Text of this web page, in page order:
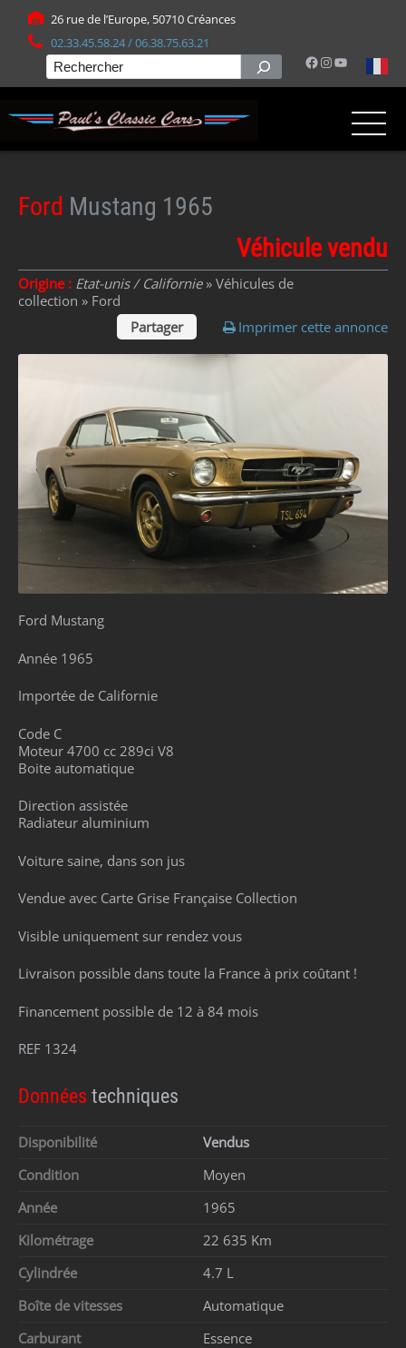
26 rue de l’Europe, 50710 Créances
02.33.45.58.24 / 06.38.75.63.21
Facebook
Instagram
YouTube
Rechercher
Ford Mustang 1965
Véhicule vendu
Origine : Etat-unis / Californie» Véhicules de
collection » Ford
Partager
Imprimer cette annonce
Ford Mustang
Année 1965
Importée de Californie
Code C
Moteur 4700 cc 289ci V8
Boite automatique
Direction assistée
Radiateur aluminium
Voiture saine, dans son jus
Vendue avec Carte Grise Française Collection
Visible uniquement sur rendez vous
Livraison possible dans toute la France à prix coûtant !
Financement possible de 12 à 84 mois
REF 1324
Données techniques
Disponibilité
Vendus
Condition
Moyen
Année
1965
Kilométrage
22 635 Km
Cylindrée
4.7 L
Boîte de vitesses
Automatique
Carburant
Essence
Panneau de gestion des cookies